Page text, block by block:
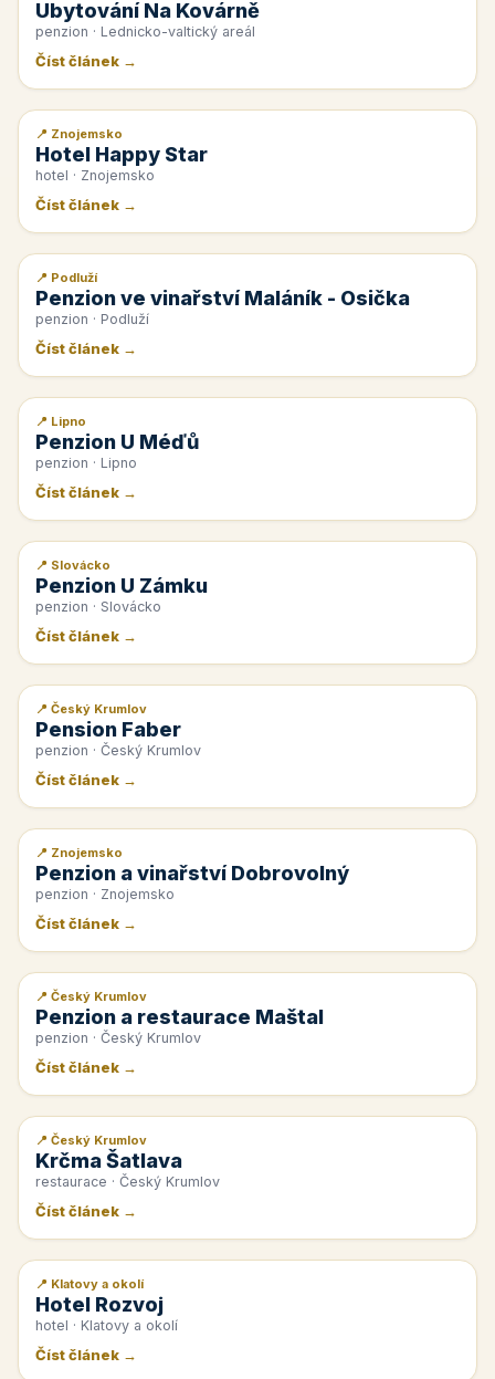
Ubytování Na Kovárně
penzion · Lednicko-valtický areál
Číst článek →
📰 PR článek
📍 Znojemsko
Hotel Happy Star
hotel · Znojemsko
Číst článek →
📰 PR článek
📍 Podluží
Penzion ve vinařství Maláník - Osička
penzion · Podluží
Číst článek →
📰 PR článek
📍 Lipno
Penzion U Méďů
penzion · Lipno
Číst článek →
📰 PR článek
📍 Slovácko
Penzion U Zámku
penzion · Slovácko
Číst článek →
📰 PR článek
📍 Český Krumlov
Pension Faber
penzion · Český Krumlov
Číst článek →
📰 PR článek
📍 Znojemsko
Penzion a vinařství Dobrovolný
penzion · Znojemsko
Číst článek →
📰 PR článek
📍 Český Krumlov
Penzion a restaurace Maštal
penzion · Český Krumlov
Číst článek →
📰 PR článek
📍 Český Krumlov
Krčma Šatlava
restaurace · Český Krumlov
Číst článek →
📰 PR článek
📍 Klatovy a okolí
Hotel Rozvoj
hotel · Klatovy a okolí
Číst článek →